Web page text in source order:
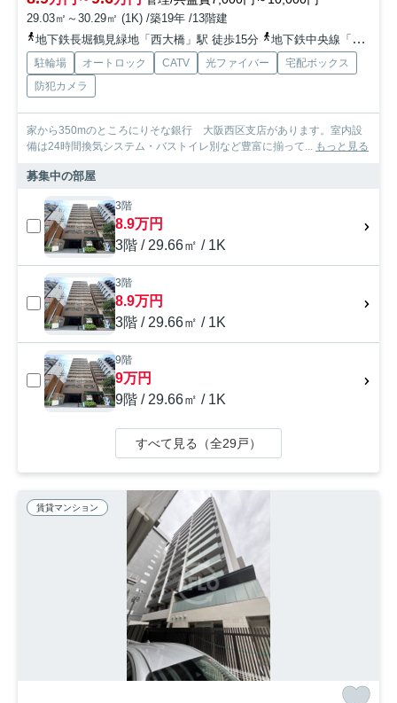
29.03㎡～30.29㎡ (1K) /築19年 /13階建
地下鉄長堀鶴見緑地「西大橋」駅 徒歩15分
地下鉄中央線「阿波座」駅 徒歩2分
駐輪場 オートロック CATV 光ファイバー
宅配ボックス
防犯カメラ
家から350mのところにりそな銀行 大阪西区支店があります。室内設
備は24時間換気システム・バストイレ別など豊富に揃って... もっと見る
募集中の部屋
3階
8.9万円
3階 / 29.66㎡ / 1K
3階
8.9万円
3階 / 29.66㎡ / 1K
9階
9万円
9階 / 29.66㎡ / 1K
すべて見る（全29戸）
賃貸マンション